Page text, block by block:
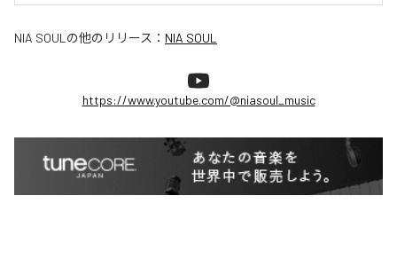
NIA SOUL の他のリリース： NIA SOUL
https://www.youtube.com/@niasoul_music